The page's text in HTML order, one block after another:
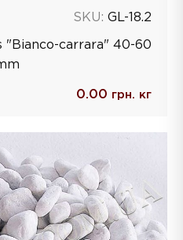
SKU: GL-18.2
"Bianco-carrara" 40-60
0.00 грн. кг